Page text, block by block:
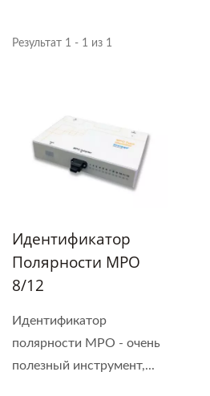
Результат 1 - 1 из 1
Идентификатор
Полярности MPO
8/12
Идентификатор
полярности MPO - очень
полезный инструмент,...